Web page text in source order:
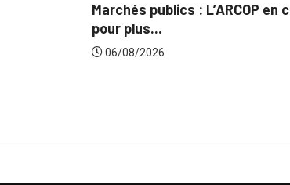
Marchés publics : L’ARCOP en croisade
pour plus...
06/08/2026